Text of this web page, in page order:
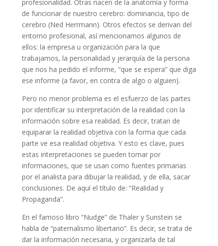
profesionalidad. Otras nacen de la anatomía y forma
de funcionar de nuestro cerebro: dominancia, tipo de
cerebro (Ned Herrmann). Otros efectos se derivan del
entorno profesional, así mencionamos algunos de
ellos: la empresa u organización para la que
trabajamos, la personalidad y jerarquía de la persona
que nos ha pedido el informe, “que se espera” que diga
ese informe (a favor, en contra de algo o alguien).
Pero no menor problema es el esfuerzo de las partes
por identificar su interpretación de la realidad con la
información sobre esa realidad. Es decir, tratan de
equiparar la realidad objetiva con la forma que cada
parte ve esa realidad objetiva. Y esto es clave, pues
estas interpretaciones se pueden tomar por
informaciones, que se usan como fuentes primarias
por el analista para dibujar la realidad, y de ella, sacar
conclusiones. De aquí el título de: “Realidad y
Propaganda”.
En el famoso libro “Nudge” de Thaler y Sunstein se
habla de “paternalismo libertario”. Es decir, se trata de
dar la información necesaria, y organizarla de tal